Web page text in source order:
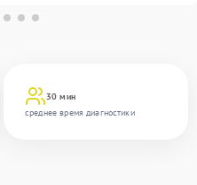
30 мин
среднее время диагностики